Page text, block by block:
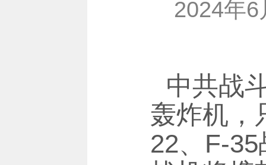
2024年
中共战
轰炸机，
22、F-